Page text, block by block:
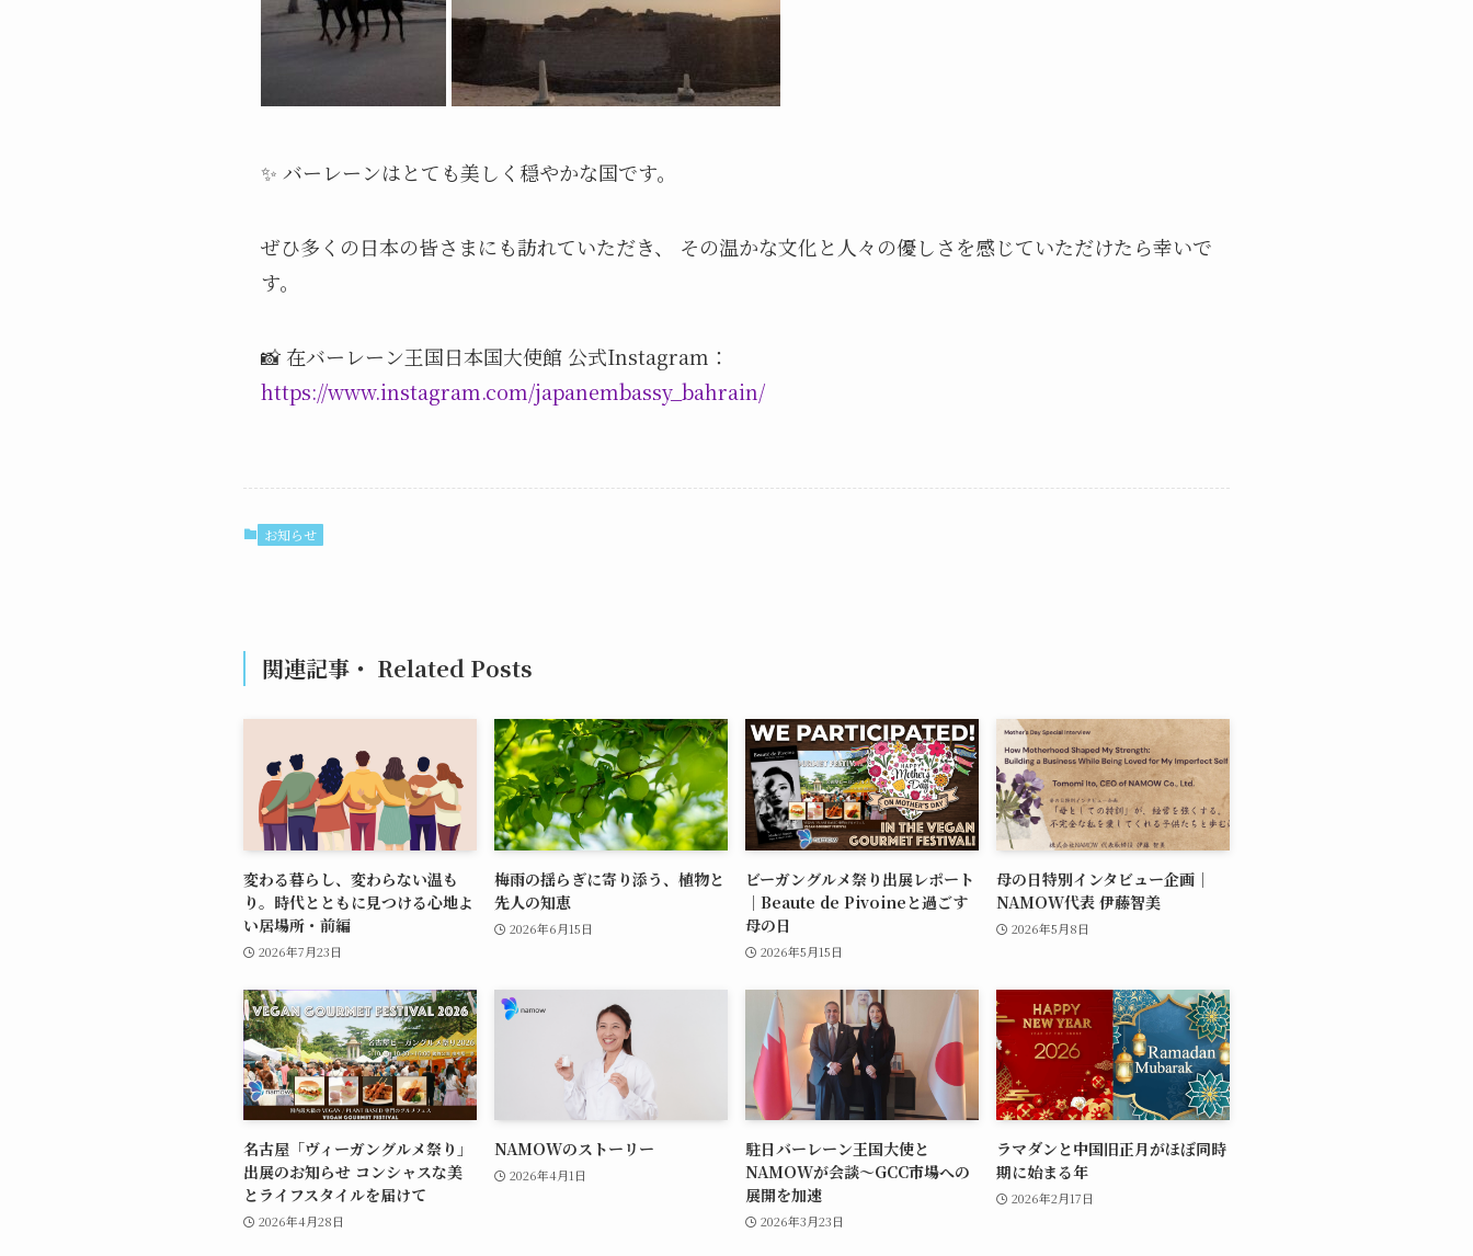
✨ バーレーンはとても美しく穏やかな国です。
ぜひ多くの日本の皆さまにも訪れていただき、 その温かな文化と人々の優しさを感じていただけたら幸いで
す。
📸 在バーレーン王国日本国大使館 公式Instagram：
https://www.instagram.com/japanembassy_bahrain/
お知らせ
関連記事・ Related Posts
変わる暮らし、変わらない温も
り。時代とともに見つける心地よ
い居場所・前編
2026年7月23日
梅雨の揺らぎに寄り添う、植物と
先人の知恵
2026年6月15日
ビーガングルメ祭り出展レポート
｜Beaute de Pivoineと過ごす
母の日
2026年5月15日
母の日特別インタビュー企画｜
NAMOW代表 伊藤智美
2026年5月8日
名古屋「ヴィーガングルメ祭り」
出展のお知らせ コンシャスな美
とライフスタイルを届けて
2026年4月28日
NAMOWのストーリー
2026年4月1日
駐日バーレーン王国大使と
NAMOWが会談〜GCC市場への
展開を加速
2026年3月23日
ラマダンと中国旧正月がほぼ同時
期に始まる年
2026年2月17日